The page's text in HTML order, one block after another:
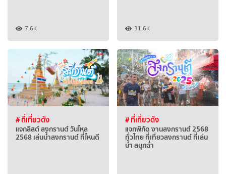
7.6K 31.6K
# ที่เที่ยวดัง
แจกลิสต์ สงกรานต์ วันไหล
2568 เล่นน้ำสงกรานต์ ที่ไหนดี
# ที่เที่ยวดัง
แจกพิกัด งานสงกรานต์ 2568
ทั่วไทย ที่เที่ยวสงกรานต์ ที่เล่น
น้ำ สนุกฉ่ำ